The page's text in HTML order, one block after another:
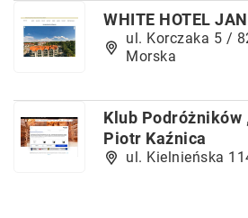
WHITE HOTEL
ul. Korczaka 5 /
Morska
Klub Podróżników
Piotr Kaźnica
ul. Kielnieńska